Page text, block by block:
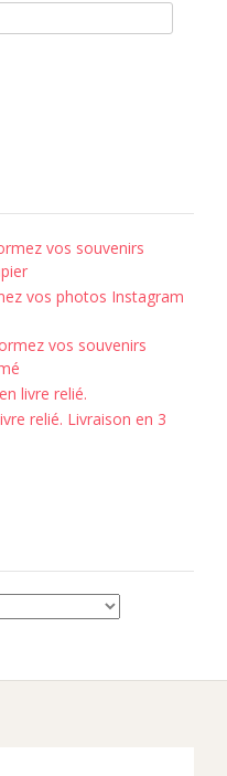
vos souvenirs
vos photos Instagram
vos souvenirs
livre relié.
relié. Livraison en 3